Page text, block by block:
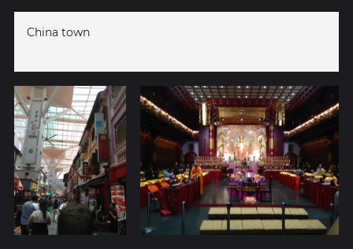
China town